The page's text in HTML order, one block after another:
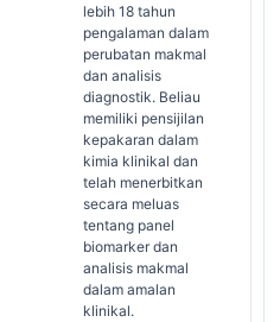
lebih 18 tahun
pengalaman dalam
perubatan makmal
dan analisis
diagnostik. Beliau
memiliki pensijilan
kepakaran dalam
kimia klinikal dan
telah menerbitkan
secara meluas
tentang panel
biomarker dan
analisis makmal
dalam amalan
klinikal.